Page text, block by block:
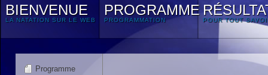
BIENVENUE
LA NATATION SUR LE WEB
PROGRAMME
PROGRAMMATION POUR TOUT
Programme